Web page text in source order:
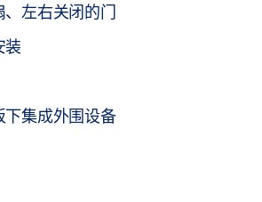
、左右关闭的门
装
下集成外围设备